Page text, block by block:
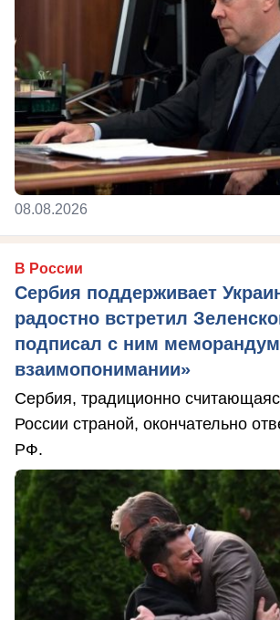
08.08.2026
В России
Сербия поддерживает
радостно встретил
подписал с ним
взаимопонимании»
Сербия, традиционно
России страной, окончательно
РФ.